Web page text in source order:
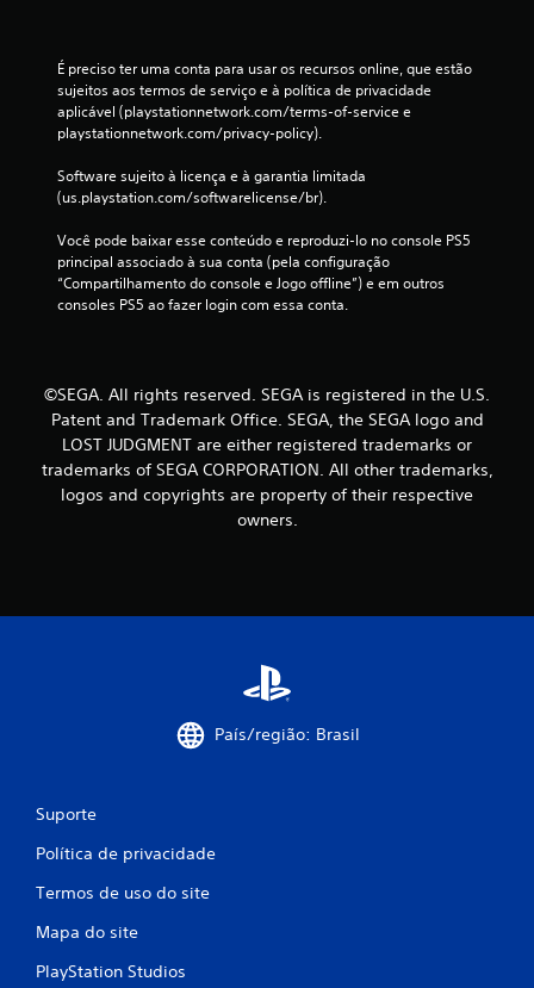
É preciso ter uma conta para usar os recursos online, que estão
sujeitos aos termos de serviço e à política de privacidade
aplicável (playstationnetwork.com/terms-of-service e
playstationnetwork.com/privacy-policy).
Software sujeito à licença e à garantia limitada
(us.playstation.com/softwarelicense/br).
Você pode baixar esse conteúdo e reproduzi-lo no console PS5
principal associado à sua conta (pela configuração
“Compartilhamento do console e Jogo offline”) e em outros
consoles PS5 ao fazer login com essa conta.
©SEGA. All rights reserved. SEGA is registered in the U.S.
Patent and Trademark Office. SEGA, the SEGA logo and
LOST JUDGMENT are either registered trademarks or
trademarks of SEGA CORPORATION. All other trademarks,
logos and copyrights are property of their respective
owners.
País/região: Brasil
Suporte
Política de privacidade
Termos de uso do site
Mapa do site
PlayStation Studios